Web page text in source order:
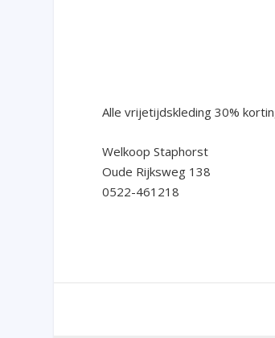
Alle vrijetijdskleding 30%
Welkoop Staphorst
Oude Rijksweg 138
0522-461218